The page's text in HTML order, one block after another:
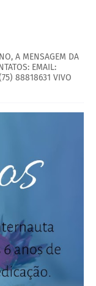
A MENSAGEM DA
EMAIL:
88818631 VIVO